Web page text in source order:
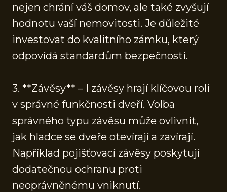
nejen chrání váš domov, ale také zvyšují
hodnotu vaší nemovitosti. Je důležité
investovat do kvalitního zámku, který
odpovídá standardům bezpečnosti.
3. **Závěsy** – I závěsy hrají klíčovou roli
v správné funkčnosti dveří. Volba
správného typu závěsu může ovlivnit,
jak hladce se dveře otevírají a zavírají.
Například pojišťovací závěsy poskytují
dodatečnou ochranu proti
neoprávněnému vniknutí.